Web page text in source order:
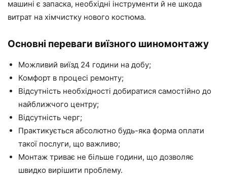
машині є запаска, необхідні інструменти й не шкода
витрат на хімчистку нового костюма.
Основні переваги виїзного шиномонтажу
Можливий виїзд 24 години на добу;
Комфорт в процесі ремонту;
Відсутність необхідності добиратися самостійно до
найближчого центру;
Відсутність черг;
Практикується абсолютно будь-яка форма оплати
такої послуги, що важливо;
Монтаж триває не більше години, що дозволяє
швидко вирішити проблему.